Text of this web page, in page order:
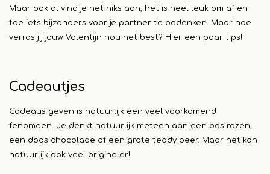
Maar ook al vind je het niks aan, het is heel leuk om af en
toe iets bijzonders voor je partner te bedenken. Maar hoe
verras jij jouw Valentijn nou het best? Hier een paar tips!
Cadeautjes
Cadeaus geven is natuurlijk een veel voorkomend
fenomeen. Je denkt natuurlijk meteen aan een bos rozen,
een doos chocolade of een grote teddy beer. Maar het kan
natuurlijk ook veel origineler!